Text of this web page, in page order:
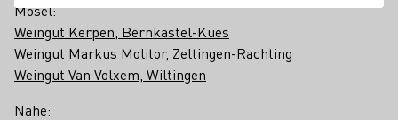
Mosel:
Weingut Kerpen, Bernkastel-Kues
Weingut Markus Molitor, Zeltingen-Rachting
Weingut Van Volxem, Wiltingen
Nahe: